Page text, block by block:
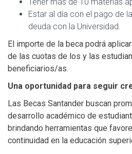
Estar al día con el pago de
deuda con la Universidad.
El importe de la beca podrá
de las cuotas de los y las
beneficiarios/as.
Una oportunidad para seguir
Las Becas Santander buscan
desarrollo académico de
brindando herramientas que
continuidad en la educación